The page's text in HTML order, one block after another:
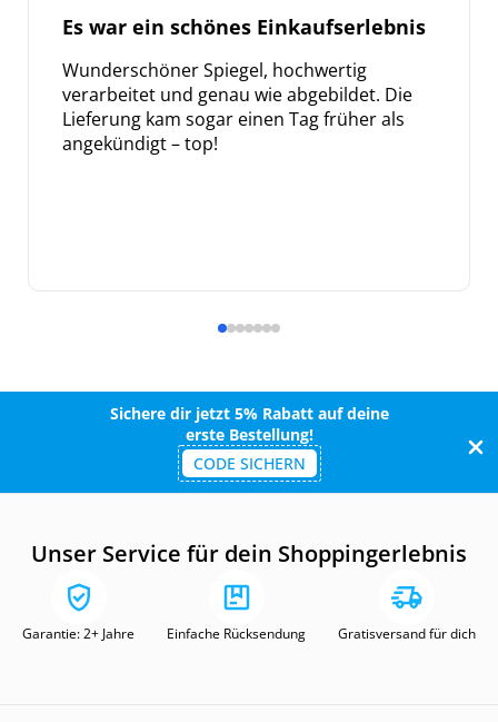
Es war ein schönes Einkaufserlebnis
Wunderschöner Spiegel, hochwertig
verarbeitet und genau wie abgebildet. Die
Lieferung kam sogar einen Tag früher als
angekündigt – top!
Sichere dir jetzt 5% Rabatt auf deine
erste Bestellung!
CODE SICHERN
Unser Service für dein Shoppingerlebnis
Garantie: 2+ Jahre Einfache Rücksendung Gratisversand für dich